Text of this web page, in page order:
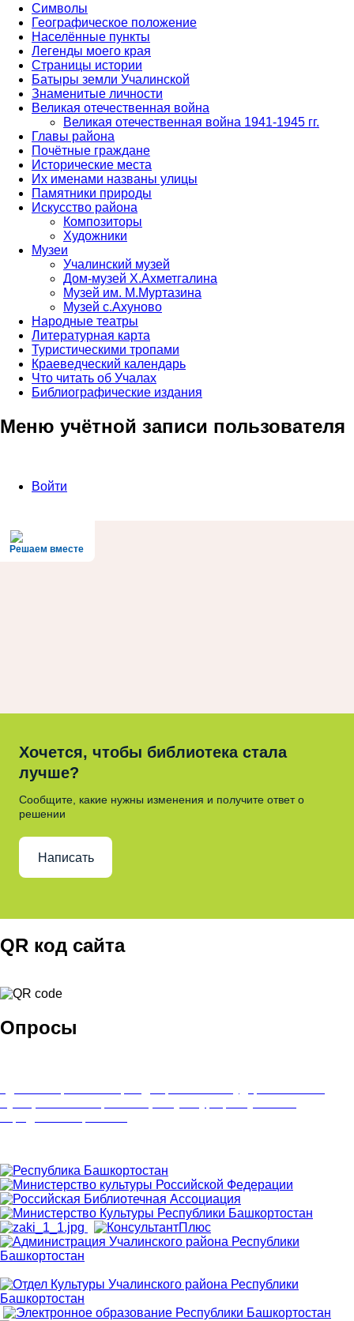
Символы
Географическое положение
Населённые пункты
Легенды моего края
Страницы истории
Батыры земли Учалинской
Знаменитые личности
Великая отечественная война
Великая отечественная война 1941-1945 гг.
Главы района
Почётные граждане
Исторические места
Их именами названы улицы
Памятники природы
Искусство района
Композиторы
Художники
Музеи
Учалинский музей
Дом-музей Х.Ахметгалина
Музей им. М.Муртазина
Музей с.Ахуново
Народные театры
Литературная карта
Туристическими тропами
Краеведческий календарь
Что читать об Учалах
Библиографические издания
Меню учётной записи пользователя
Войти
Решаем вместе
Хочется, чтобы библиотека стала
лучше?
Сообщите, какие нужны изменения и получите ответ о
решении
Написать
QR код сайта
Опросы